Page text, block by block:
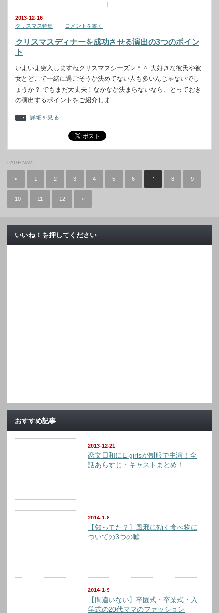
2013-12-16
クリスマス特集
コメントを書く
クリスマスディナーを成功させる演出の3つのポイン
ト
いよいよ突入しますねクリスマスシーズン＾＾ 大好きな彼氏や彼
女とどこで一緒に過ごそうか決めてない人も多いんじゃないでし
ょうか？ でもまだ大丈夫！なかなか決まらないなら、とっておき
の演出するポイントをご紹介しま…
詳細を見る
PAGE NAVI
« 1 2 3 4 5 6 7 8 9
10 11 12 »
いいね！を押してください
おすすめ記事
2013-12-21
恋文日和にE-girlsが制服で主演！全
話あらすじ・キャストまとめ！
2014-1-8
【知ってた？】風邪に効く食べ物に
ついての3つの嘘
2014-1-9
【間違いない】卒園式・卒業式・入
学式の20代ママのファッション